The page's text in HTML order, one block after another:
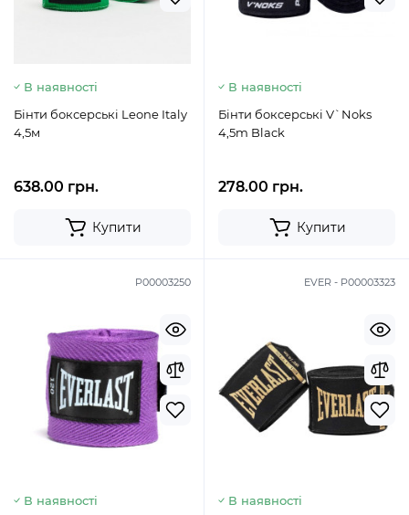
В наявності
Бінти боксерські Leone Italy
4,5м
638.00 грн.
Купити
В наявності
Бінти боксерські V`Noks
4,5m Black
278.00 грн.
Купити
P00003250
В наявності
EVER - P00003323
В наявності